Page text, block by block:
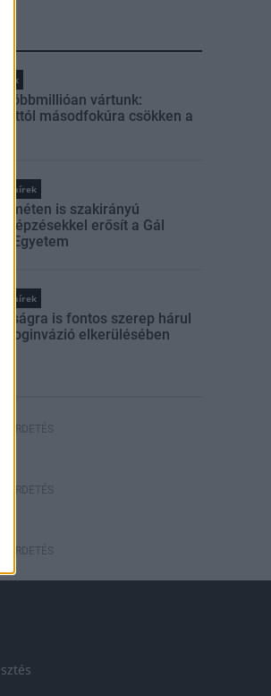
többmillióan vártunk:
másodfokúra csökken a
hírek
is szakirányú
erősít a Gál
Egyetem
hírek
is fontos szerep hárul
elkerülésében
HÍRDETÉS
HÍRDETÉS
HÍRDETÉS